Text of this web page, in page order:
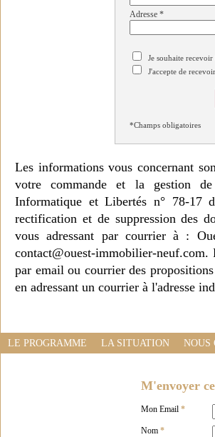
Adresse *
Je souhaite
J'accepte de
*Champs obligatoires
Les informations vous concernant
votre commande et la gestion
Informatique et Libertés n° 78-17
rectification et de suppression des
vous adressant par courrier à :
contact@ouest-immobilier-
par email ou courrier des
en adressant un courrier à l'adresse
LE PROGRAMME LA SITUATION NOUS
M'envoyer
Mon Email *
Nom *